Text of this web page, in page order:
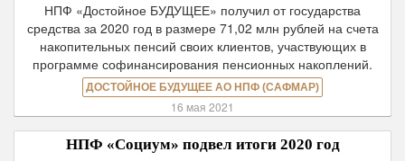
НПФ «Достойное БУДУЩЕЕ» получил от государства
средства за 2020 год в размере 71,02 млн рублей на счета
накопительных пенсий своих клиентов, участвующих в
программе софинансирования пенсионных накоплений.
ДОСТОЙНОЕ БУДУЩЕЕ АО НПФ (САФМАР)
16 мая 2021
НПФ «Социум» подвел итоги 2020 год